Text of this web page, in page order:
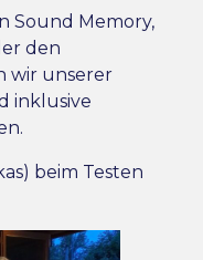
Sound Memory,
den
wir unserer
inklusive
beim Testen